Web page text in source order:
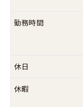
勤務時間
休日
休暇